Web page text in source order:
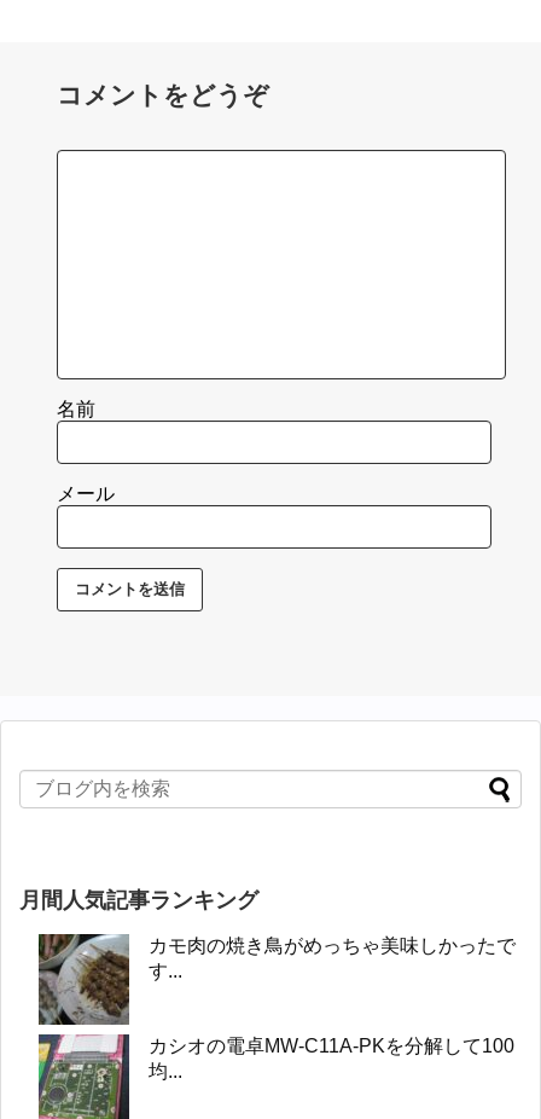
コメントをどうぞ
名前
メール
月間人気記事ランキング
カモ肉の焼き鳥がめっちゃ美味しかったで
す...
カシオの電卓MW-C11A-PKを分解して100
均...